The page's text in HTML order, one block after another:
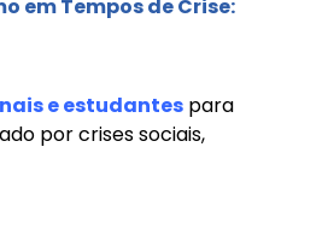
em Tempos de Crise:
e estudantes para
por crises sociais,